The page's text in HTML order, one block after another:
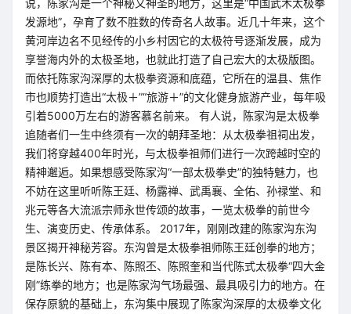
说，陈家沟是一个神秘又神圣的地方，这里是“中国武术太极拳
发源地”，孕育了数不胜数的传奇名人故事。近几十年来，这个
黄河岸边名不见经传的小乡村因它的太极符号逐渐发展，成为
享誉海内外的太极圣地，也就此打造了自己宏大的太极版图。
而依托陈家沟深厚的太极拳资源和底蕴，它所在的温县、焦作
市也顺势打造出“太极＋”“旅游＋”的文化健身旅游产业，每年吸
引着5000万左右的游客慕名前来。 有人说，陈家沟是太极拳
追随者们一生中终须有一次的朝拜圣地：从太极拳祖祠出发，
我们将穿越400年时光，与太极拳祖师们进行一次跨越时空的
精神邂逅。如果想感受陈家沟“一部太极拳史”的独特魅力，也
不妨在这里听听陈王廷、杨露禅、武禹襄、全佑、孙禄堂、和
兆元等各大流派宗师永世传颂的故事，一览太极拳的前世今
生、演变历史、传承体系。 2017年，刚刚改建的陈家沟东沟
景区揭开神秘芳容。东沟曾是太极拳祖师陈王廷创拳的地方；
是陈长兴、陈有本、陈照丕、陈照奎和当代陈式太极拳“四大金
刚”练拳的地方；也是陈家沟气场最强、最具吸引力的地方。在
保存原貌的基础上，东沟集中展现了陈家沟深厚的太极拳文化